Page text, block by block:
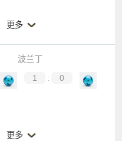
更多
波兰丁
1 :
0
更多